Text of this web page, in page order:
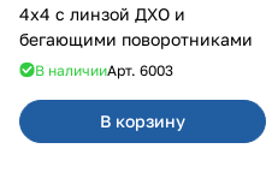
4х4 с линзой ДХО и
бегающими поворотниками
В наличииАрт. 6003
В корзину